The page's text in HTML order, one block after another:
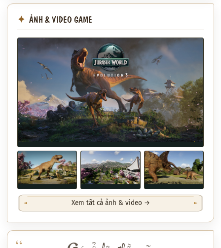
ẢNH & VIDEO GAME
Xem tất cả ảnh & video →